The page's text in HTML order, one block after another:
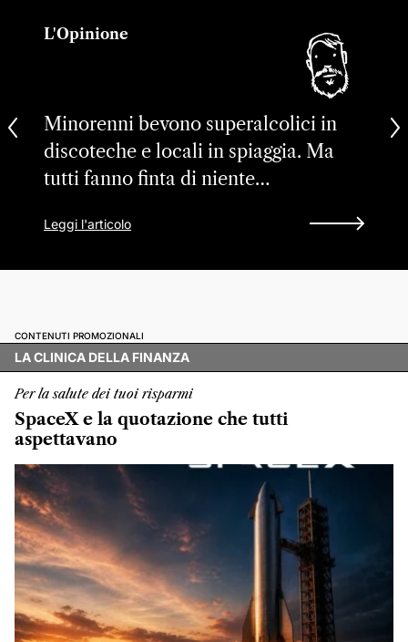
L'Opinione
Minorenni bevono superalcolici in
discoteche e locali in spiaggia. Ma
tutti fanno finta di niente…
Leggi l'articolo
CONTENUTI PROMOZIONALI
LA CLINICA DELLA FINANZA
Per la salute dei tuoi risparmi
SpaceX e la quotazione che tutti
aspettavano